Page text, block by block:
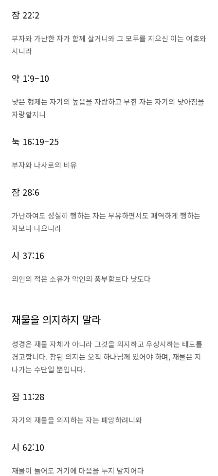
잠 22:2
부자와 가난한 자가 함께 살거니와 그 모두를 지으신 이는 여호와
시니라
약 1:9–10
낮은 형제는 자기의 높음을 자랑하고 부한 자는 자기의 낮아짐을
자랑할지니
눅 16:19–25
부자와 나사로의 비유
잠 28:6
가난하여도 성실히 행하는 자는 부유하면서도 패역하게 행하는
자보다 나으니라
시 37:16
의인의 적은 소유가 악인의 풍부함보다 낫도다
재물을 의지하지 말라
성경은 재물 자체가 아니라 그것을 의지하고 우상시하는 태도를
경고합니다. 참된 의지는 오직 하나님께 있어야 하며, 재물은 지
나가는 수단일 뿐입니다.
잠 11:28
자기의 재물을 의지하는 자는 폐망하려니와
시 62:10
재물이 늘어도 거기에 마음을 두지 말지어다